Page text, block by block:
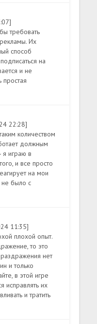
требовать
Их
способ
на
и не
простая
22:28]
количеством
должным
играю в
и все просто
на мои
не было с
11:35]
плохой опыт.
то это
нет
и только
в этой игре
исправлять их
и тратить